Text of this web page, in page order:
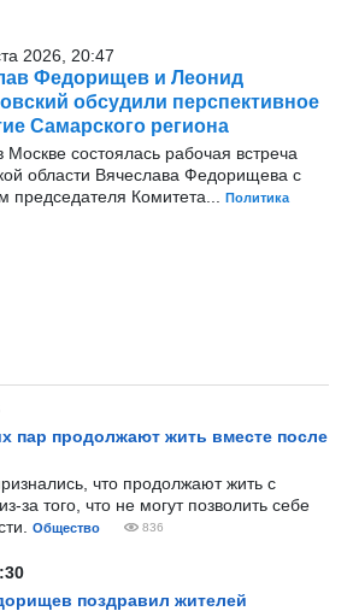
2026, 20:47
Федорищев и Леонид
обсудили перспективное
Самарского региона
Москве состоялась рабочая встреча
области Вячеслава Федорищева с
председателя Комитета...
Политика
пар продолжают жить вместе после
что продолжают жить с
за того, что не могут позволить себе
Общество 836
поздравил жителей